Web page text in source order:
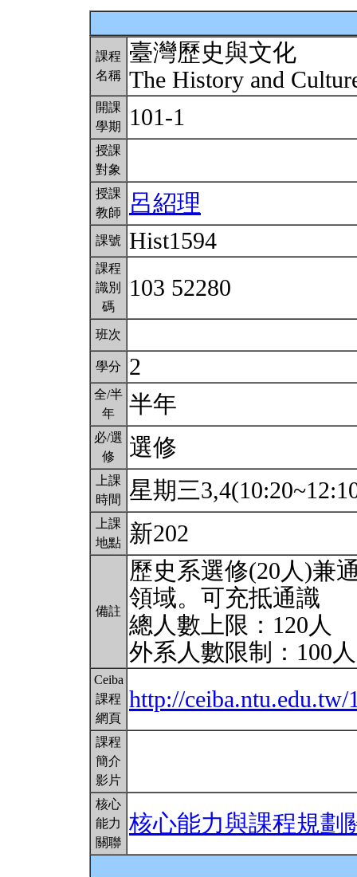
課程
名稱
臺灣歷史與文化
The History and
開課
學期
101-1
授課
對象
授課
教師
呂紹理
課號 Hist1594
課程
識別
碼
103 52280
班次
學分 2
全/半
年
半年
必/選
修
選修
上課
時間
星期三
上課
地點
新202
備註
歷史系選修(20人)兼
領域。可充抵通識
總人數上限：120人
外系人數限制：100
Ceiba
課程
網頁
http://ceiba.ntu.edu.tw/
課程
簡介
影片
核心
能力
關聯
核心能力與課程規劃